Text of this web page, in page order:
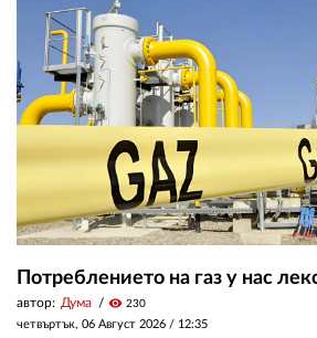
Потреблението на газ у нас
автор: Дума visibility 230
четвъртък, 06 Август 2026 / 12:35